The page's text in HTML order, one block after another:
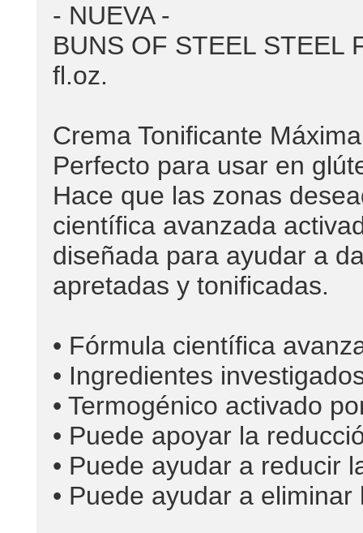
- NUEVA -
BUNS OF STEEL STEEL
fl.oz.
Crema Tonificante
Perfecto para usar en
Hace que las zonas
científica avanzada
diseñada para ayudar a
apretadas y tonificadas.
• Fórmula científica
• Ingredientes
• Termogénico activado
• Puede apoyar la
• Puede ayudar a reducir
• Puede ayudar a